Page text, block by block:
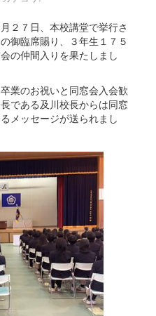
２７日、本校講堂で挙行さ
御臨席賜り、３年生１７５
の仲間入りを果たしまし
業のお祝いと同窓会入会歓
である及川校長からは同窓
メッセージが送られまし